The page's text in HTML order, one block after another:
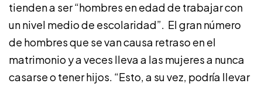
tienden a ser “hombres en edad de trabajar con
un nivel medio de escolaridad”. El gran número
de hombres que se van causa retraso en el
matrimonio y a veces lleva a las mujeres a nunca
casarse o tener hijos. “Esto, a su vez, podría llevar